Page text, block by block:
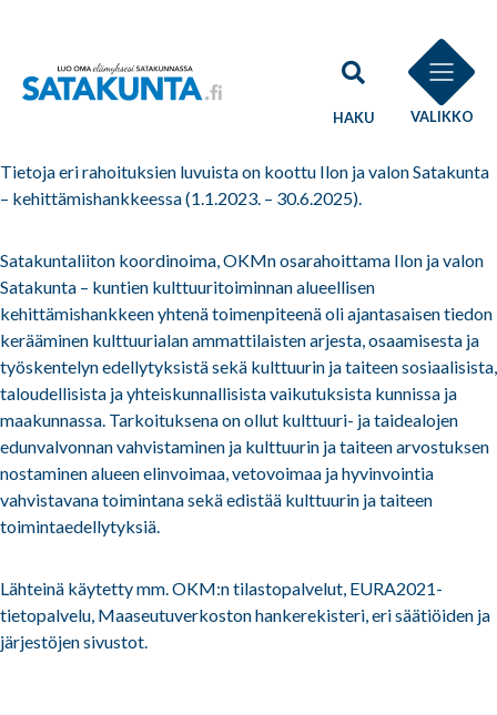
HAKU VALIKKO
Tietoja eri rahoituksien luvuista on koottu Ilon ja valon Satakunta
– kehittämishankkeessa (1.1.2023. – 30.6.2025).
Satakuntaliiton koordinoima, OKMn osarahoittama Ilon ja valon
Satakunta – kuntien kulttuuritoiminnan alueellisen
kehittämishankkeen yhtenä toimenpiteenä oli ajantasaisen tiedon
kerääminen kulttuurialan ammattilaisten arjesta, osaamisesta ja
työskentelyn edellytyksistä sekä kulttuurin ja taiteen sosiaalisista,
taloudellisista ja yhteiskunnallisista vaikutuksista kunnissa ja
maakunnassa. Tarkoituksena on ollut kulttuuri- ja taidealojen
edunvalvonnan vahvistaminen ja kulttuurin ja taiteen arvostuksen
nostaminen alueen elinvoimaa, vetovoimaa ja hyvinvointia
vahvistavana toimintana sekä edistää kulttuurin ja taiteen
toimintaedellytyksiä.
Lähteinä käytetty mm. OKM:n tilastopalvelut, EURA2021-
tietopalvelu, Maaseutuverkoston hankerekisteri, eri säätiöiden ja
järjestöjen sivustot.